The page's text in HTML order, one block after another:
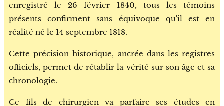
enregistré le 26 février 1840, tous les témoins
présents confirment sans équivoque qu'il est en
réalité né le 14 septembre 1818.
Cette précision historique, ancrée dans les registres
officiels, permet de rétablir la vérité sur son âge et sa
chronologie.
Ce fils de chirurgien va parfaire ses études en